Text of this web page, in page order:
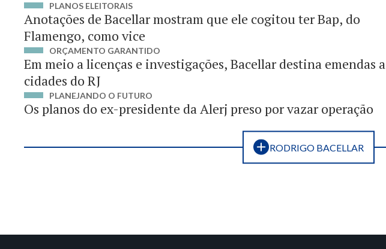
PLANOS ELEITORAIS
Anotações de Bacellar mostram que ele cogitou ter Bap, do
Flamengo, como vice
ORÇAMENTO GARANTIDO
Em meio a licenças e investigações, Bacellar destina emendas a
cidades do RJ
PLANEJANDO O FUTURO
Os planos do ex-presidente da Alerj preso por vazar operação
RODRIGO BACELLAR